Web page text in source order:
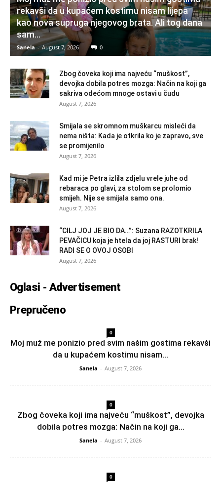
rekavši da u kupaćem kostimu nisam lijepa
kao nova supruga njegovog brata. Ali tog dana
sam...
Sanela - August 7, 2026 0
Zbog čoveka koji ima najveću “muškost”,
devojka dobila potres mozga: Način na koji ga
sakriva odećom mnoge ostavi u čudu
August 7, 2026
Smijala se skromnom muškarcu misleći da
nema ništa: Kada je otkrila ko je zapravo, sve
se promijenilo
August 7, 2026
Kad mi je Petra izlila zdjelu vrele juhe od
rebaraca po glavi, za stolom se prolomio
smijeh. Nije se smijala samo ona.
August 7, 2026
“CILJ JOJ JE BIO DA…”: Suzana RAZOTKRILA
PEVAČICU koja je htela da joj RASTURI brak!
RADI SE O OVOJ OSOBI
August 7, 2026
Oglasi - Advertisement
Prepručeno
0
Moj muž me ponizio pred svim našim gostima rekavši
da u kupaćem kostimu nisam...
Sanela - August 7, 2026
0
Zbog čoveka koji ima najveću “muškost”, devojka
dobila potres mozga: Način na koji ga...
Sanela - August 7, 2026
0